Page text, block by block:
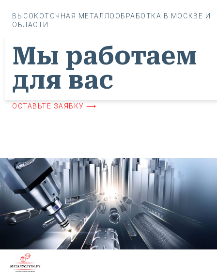
ВЫСОКОТОЧНАЯ МЕТАЛЛООБРАБОТКА В МОСКВЕ И
ОБЛАСТИ
Мы работаем
для вас
ОСТАВЬТЕ ЗАЯВКУ ⟶